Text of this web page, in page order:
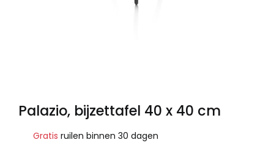
Palazio, bijzettafel 40 x 40 cm
Gratis ruilen binnen 30 dagen